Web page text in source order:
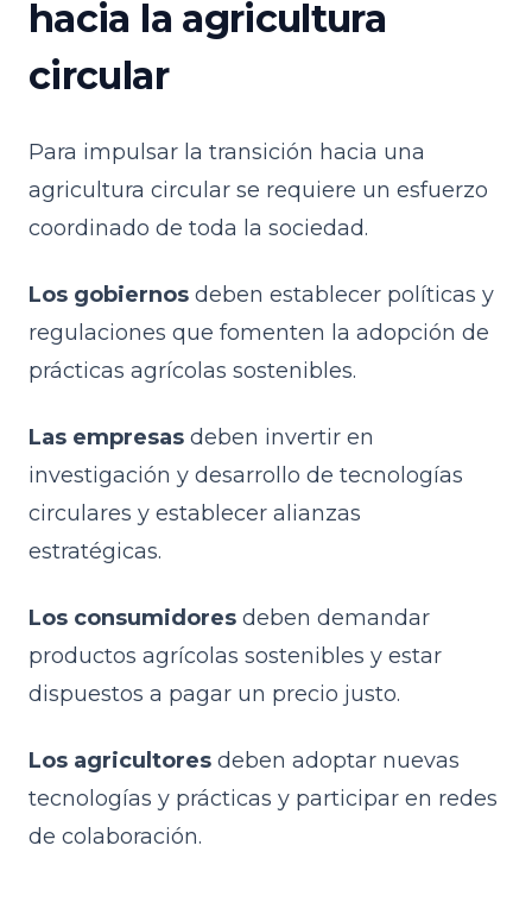
hacia la agricultura
circular
Para impulsar la transición hacia una
agricultura circular se requiere un esfuerzo
coordinado de toda la sociedad.
Los gobiernos deben establecer políticas y
regulaciones que fomenten la adopción de
prácticas agrícolas sostenibles.
Las empresas deben invertir en
investigación y desarrollo de tecnologías
circulares y establecer alianzas
estratégicas.
Los consumidores deben demandar
productos agrícolas sostenibles y estar
dispuestos a pagar un precio justo.
Los agricultores deben adoptar nuevas
tecnologías y prácticas y participar en redes
de colaboración.